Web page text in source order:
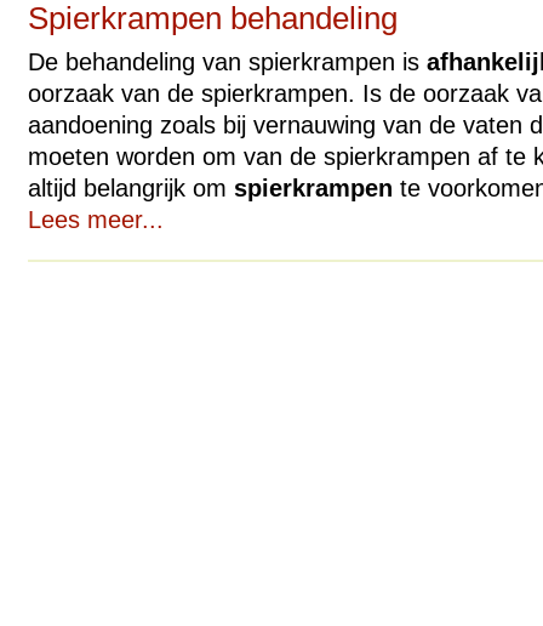
Spierkrampen behandeling
De behandeling van spierkrampen is
oorzaak van de spierkrampen. Is de oorzaak
aandoening zoals bij vernauwing van de vaten
moeten worden om van de spierkrampen af te
altijd belangrijk om spierkrampen te
Lees meer...